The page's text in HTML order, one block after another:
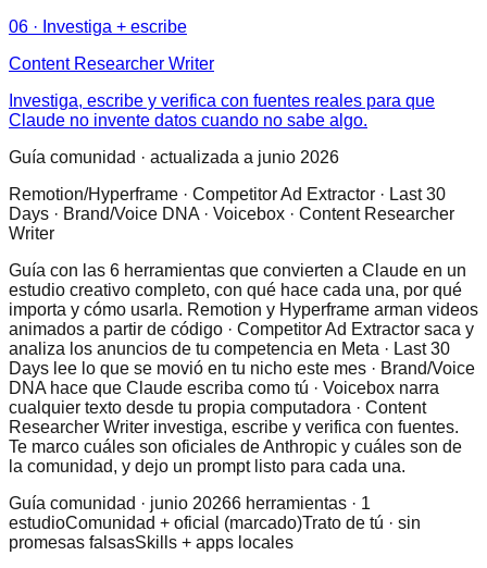
06 · Investiga + escribe
Content Researcher Writer
Investiga, escribe y verifica con fuentes reales para que
Claude no invente datos cuando no sabe algo.
Guía comunidad · actualizada a junio 2026
Remotion/Hyperframe · Competitor Ad Extractor · Last 30
Days · Brand/Voice DNA · Voicebox · Content Researcher
Writer
Guía con las 6 herramientas que convierten a Claude en un
estudio creativo completo, con qué hace cada una, por qué
importa y cómo usarla. Remotion y Hyperframe arman videos
animados a partir de código · Competitor Ad Extractor saca y
analiza los anuncios de tu competencia en Meta · Last 30
Days lee lo que se movió en tu nicho este mes · Brand/Voice
DNA hace que Claude escriba como tú · Voicebox narra
cualquier texto desde tu propia computadora · Content
Researcher Writer investiga, escribe y verifica con fuentes.
Te marco cuáles son oficiales de Anthropic y cuáles son de
la comunidad, y dejo un prompt listo para cada una.
Guía comunidad · junio 20266 herramientas · 1
estudioComunidad + oficial (marcado)Trato de tú · sin
promesas falsasSkills + apps locales